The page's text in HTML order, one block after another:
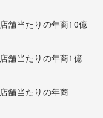
当たりの年商10億
当たりの年商1億
当たりの年商